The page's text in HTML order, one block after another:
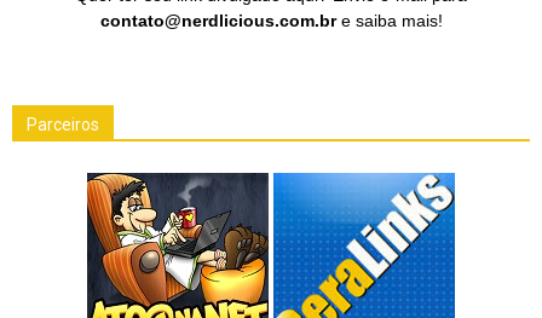
contato@nerdlicious.com.bre saiba mais!
Parceiros